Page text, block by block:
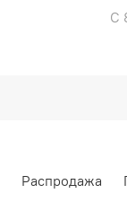
С
Распродажа